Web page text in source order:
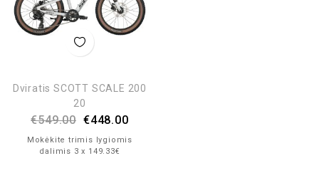
Dviratis SCOTT SCALE 200
20
€549.00 €448.00
Mokėkite trimis lygiomis
dalimis 3 x 149.33€